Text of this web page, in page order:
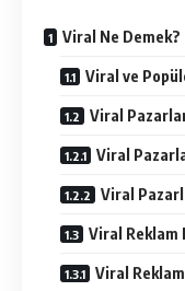
Viral Ne Demek?
Viral ve
Viral
Viral
Viral
Viral Reklam
Viral